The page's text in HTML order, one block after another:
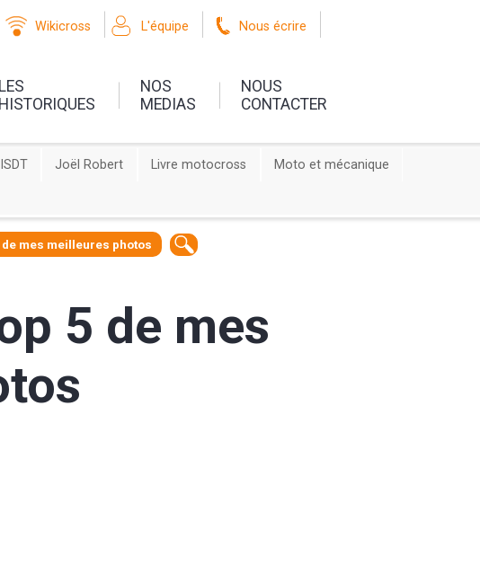
Wikicross L'équipe Nous écrire
LES
HISTORIQUES
NOS
MEDIAS
NOUS
CONTACTER
ISDT Joël Robert Livre motocross Moto et mécanique
mes meilleures photos
5 de mes